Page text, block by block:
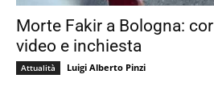
Morte Fakir a Bologna:
video e inchiesta
Attualità Luigi Alberto Pinzi